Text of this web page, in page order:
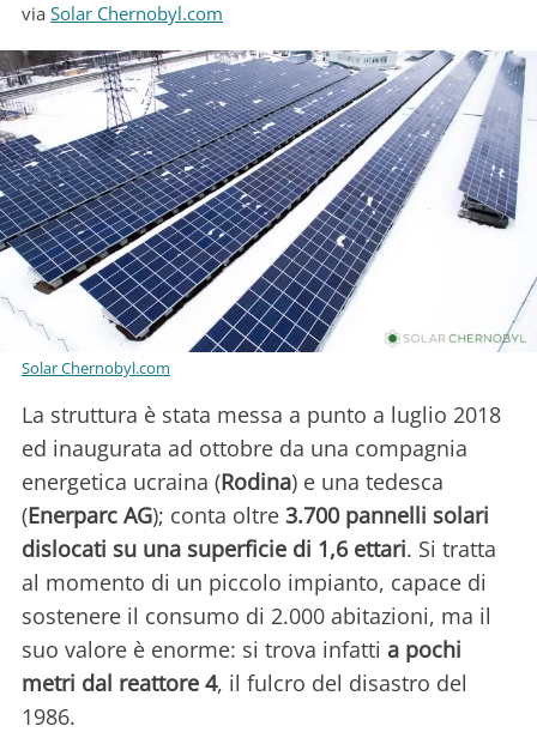
via Solar Chernobyl.com
Solar Chernobyl.com
La struttura è stata messa a punto a luglio 2018
ed inaugurata ad ottobre da una compagnia
energetica ucraina (Rodina) e una tedesca
(Enerparc AG); conta oltre 3.700 pannelli solari
dislocati su una superficie di 1,6 ettari. Si tratta
al momento di un piccolo impianto, capace di
sostenere il consumo di 2.000 abitazioni, ma il
suo valore è enorme: si trova infatti a pochi
metri dal reattore 4, il fulcro del disastro del
1986.